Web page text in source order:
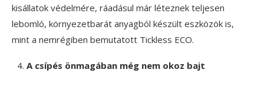
kisállatok védelmére, ráadásul már léteznek teljesen
lebomló, környezetbarát anyagból készült eszközök is,
mint a nemrégiben bemutatott Tickless ECO.
A csípés önmagában még nem okoz bajt